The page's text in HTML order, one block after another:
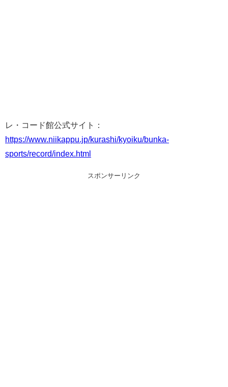
レ・コード館公式サイト：
https://www.niikappu.jp/kurashi/kyoiku/bunka-
sports/record/index.html
スポンサーリンク